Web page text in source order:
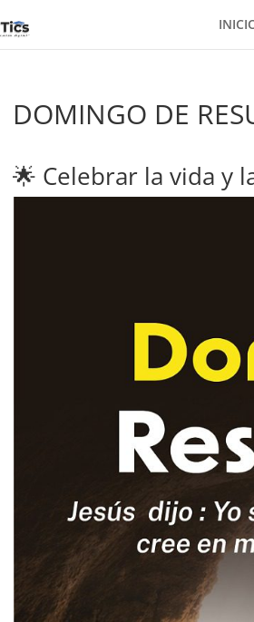
DOMINGO DE
🌟 Celebrar la vida y